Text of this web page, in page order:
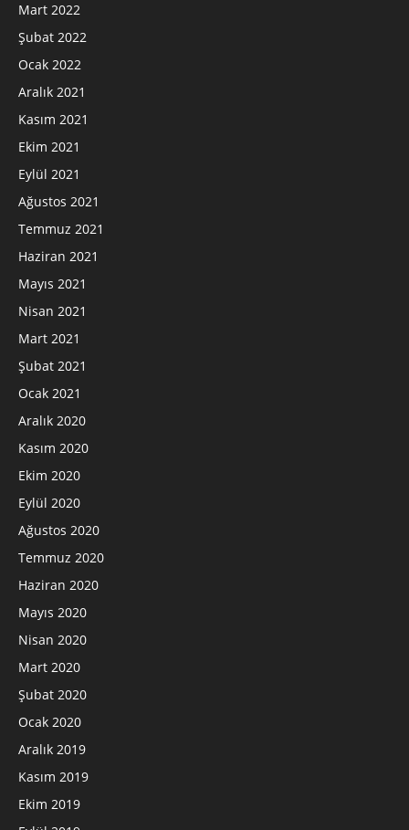
Mart 2022
Şubat 2022
Ocak 2022
Aralık 2021
Kasım 2021
Ekim 2021
Eylül 2021
Ağustos 2021
Temmuz 2021
Haziran 2021
Mayıs 2021
Nisan 2021
Mart 2021
Şubat 2021
Ocak 2021
Aralık 2020
Kasım 2020
Ekim 2020
Eylül 2020
Ağustos 2020
Temmuz 2020
Haziran 2020
Mayıs 2020
Nisan 2020
Mart 2020
Şubat 2020
Ocak 2020
Aralık 2019
Kasım 2019
Ekim 2019